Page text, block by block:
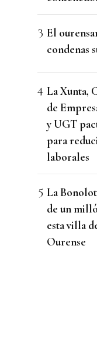
El
condenas
La Xunta,
de
y UGT
para
laborales
La
de un
esta villa
Ourense